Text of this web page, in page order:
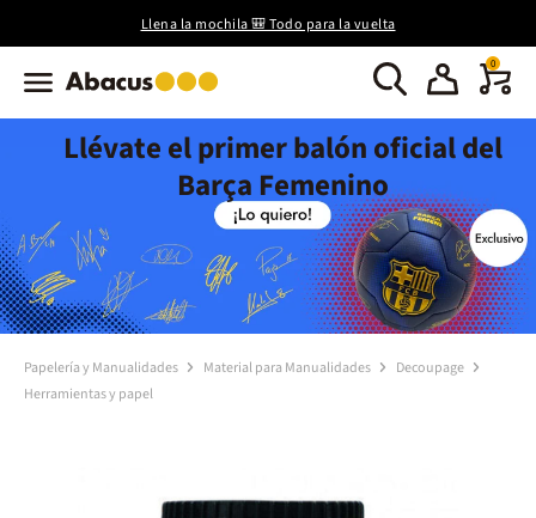
Llena la mochila 🎒 Todo para la vuelta
0
Llévate el primer balón oficial del
Barça Femenino
Papelería y Manualidades Material para Manualidades
Decoupage
Herramientas y papel